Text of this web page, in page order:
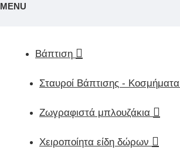
MENU
Βάπτιση
Σταυροί Βάπτισης - Κοσμήματα
Ζωγραφιστά μπλουζάκια
Χειροποίητα είδη δώρων